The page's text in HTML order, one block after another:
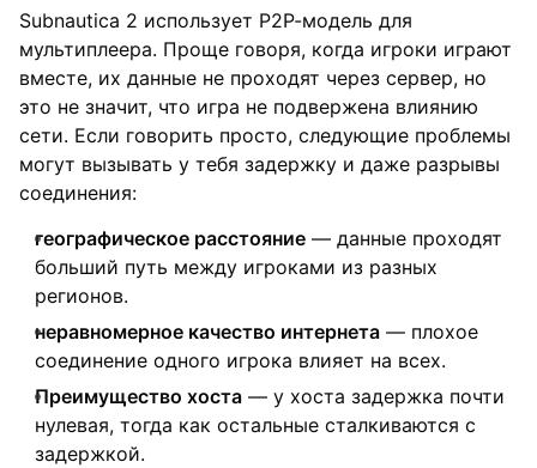
Subnautica 2 использует P2P-модель для
мультиплеера. Проще говоря, когда игроки играют
вместе, их данные не проходят через сервер, но
это не значит, что игра не подвержена влиянию
сети. Если говорить просто, следующие проблемы
могут вызывать у тебя задержку и даже разрывы
соединения:
географическое расстояние — данные проходят
больший путь между игроками из разных
регионов.
неравномерное качество интернета — плохое
соединение одного игрока влияет на всех.
Преимущество хоста — у хоста задержка почти
нулевая, тогда как остальные сталкиваются с
задержкой.